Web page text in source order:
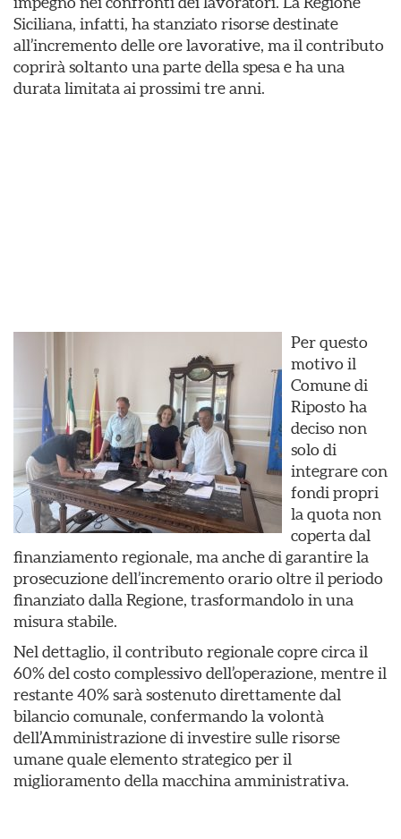
Siciliana, infatti, ha stanziato risorse destinate
all’incremento delle ore lavorative, ma il contributo
coprirà soltanto una parte della spesa e ha una
durata limitata ai prossimi tre anni.
Per questo
motivo il
Comune di
Riposto ha
deciso non
solo di
integrare con
fondi propri
la quota non
coperta dal
finanziamento regionale, ma anche di garantire la
prosecuzione dell’incremento orario oltre il periodo
finanziato dalla Regione, trasformandolo in una
misura stabile.
Nel dettaglio, il contributo regionale copre circa il
60% del costo complessivo dell’operazione, mentre il
restante 40% sarà sostenuto direttamente dal
bilancio comunale, confermando la volontà
dell’Amministrazione di investire sulle risorse
umane quale elemento strategico per il
miglioramento della macchina amministrativa.